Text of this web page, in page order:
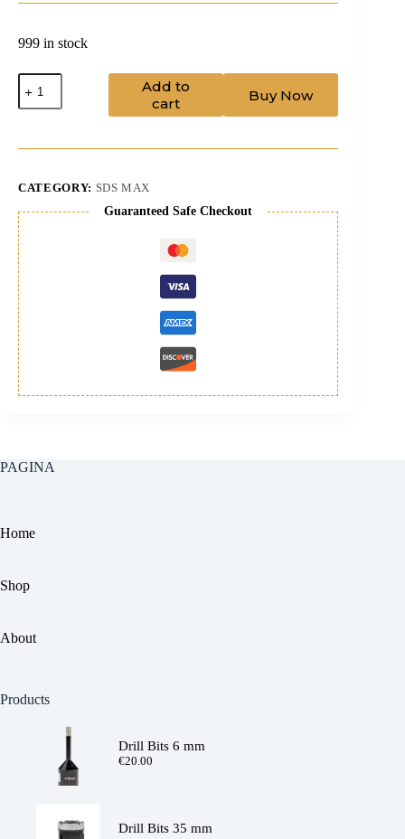
999 in stock
Drill
Bit
50/570
Add to
cart
Buy Now
CATEGORY: SDS MAX
Guaranteed Safe Checkout
PAGINA
Home
Shop
About
Products
Drill Bits 6 mm
€20.00
Drill Bits 35 mm